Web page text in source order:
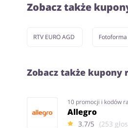
Zobacz także
RTV EURO AGD Fotoforma
Zobacz także
10 promocji i kodów
Allegro
3.7/5 (253